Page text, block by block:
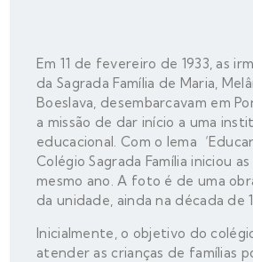
Em 11 de fevereiro de 1933, as
da Sagrada Família de Maria,
Boeslava, desembarcavam em
a missão de dar início a uma
educacional. Com o lema
Colégio Sagrada Família iniciou
mesmo ano. A foto é de uma
da unidade, ainda na década de
Inicialmente, o objetivo do
atender as crianças de famílias